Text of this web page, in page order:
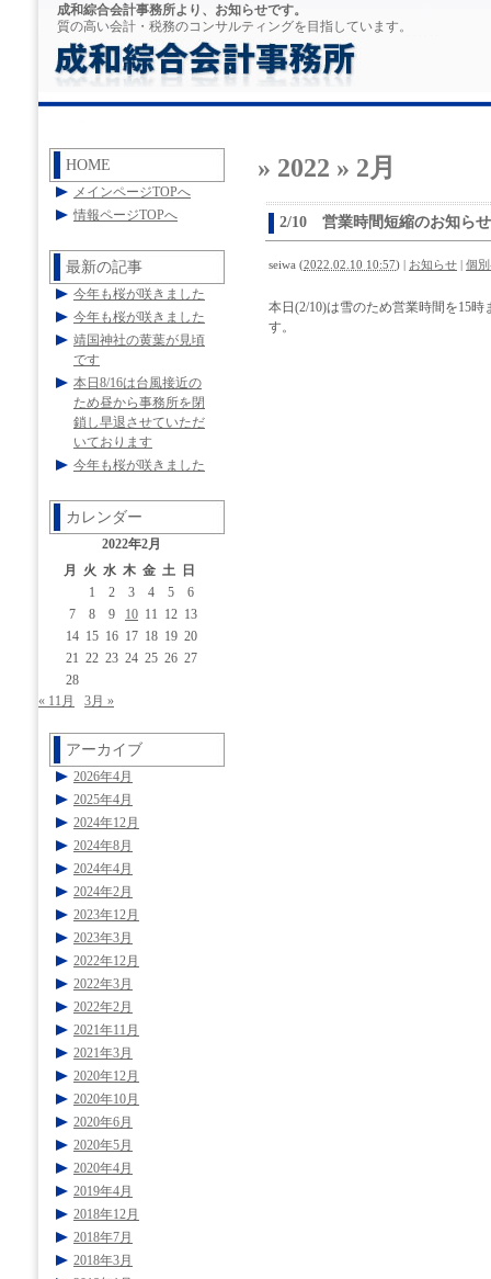
成和綜合会計事務所より、お知らせです。
質の高い会計・税務のコンサルティングを目指しています。
» 2022 » 2月
2/10 営業時間短縮のお知らせ
seiwa (2022.02.10 10:57) | お知らせ | 個
本日(2/10)は雪のため営業時間を15
す。
HOME
メインページTOPへ
情報ページTOPへ
最新の記事
今年も桜が咲きました
今年も桜が咲きました
靖国神社の黄葉が見頃
です
本日8/16は台風接近の
ため昼から事務所を閉
鎖し早退させていただ
いております
今年も桜が咲きました
カレンダー
2022年2月
月
火 水 木 金 土
日
1
2 3 4 5
6
7
8 9 10 11 12 13
14 15 16 17 18 19 20
21 22 23 24 25 26 27
28
« 11月
3月 »
アーカイブ
2026年4月
2025年4月
2024年12月
2024年8月
2024年4月
2024年2月
2023年12月
2023年3月
2022年12月
2022年3月
2022年2月
2021年11月
2021年3月
2020年12月
2020年10月
2020年6月
2020年5月
2020年4月
2019年4月
2018年12月
2018年7月
2018年3月